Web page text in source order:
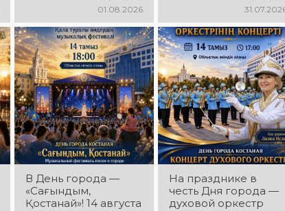
Ибраева! Вас ждут
любимые песни,
яркое выступление,
мощная энергия и
праздничное
настроение!
01.08.2026
коллективов города
«Street Music»! Вас
ждут современная
музыка, яркие
выступления,
мощная энергия и
праздничное
настроение!
В День города —
«Сағындым,
Қостанай»! 14 августа
На празднике в
честь Дня города —
духовой оркестр